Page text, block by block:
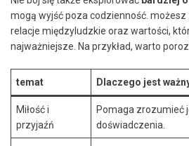
mogą ‌wyjść poza codzienność.
relacje międzyludzkie oraz wartości,
najważniejsze. Na przykład,⁣ warto
temat Dlaczego jest
Miłość i
przyjaźń
Pomaga zrozumieć
doświadczenia.